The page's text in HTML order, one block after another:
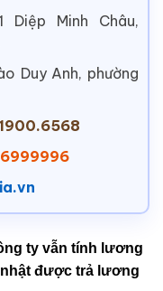
Diệp Minh Châu,
Duy Anh, phường
ty vẫn tính lương
được trả lương